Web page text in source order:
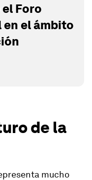
Foro
el ámbito
de la
mucho